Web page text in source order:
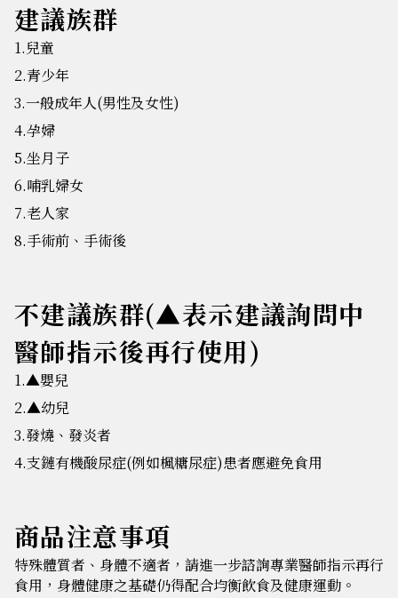
建議族群
1.兒童
2.青少年
3.一般成年人(男性及女性)
4.孕婦
5.坐月子
6.哺乳婦女
7.老人家
8.手術前、手術後
不建議族群(▲表示建議詢問中
醫師指示後再行使用)
1.▲嬰兒
2.▲幼兒
3.發燒、發炎者
4.支鏈有機酸尿症(例如楓糖尿症)患者應避免食用
商品注意事項
特殊體質者、身體不適者，請進一步諮詢專業醫師指示再行
食用，身體健康之基礎仍得配合均衡飲食及健康運動。